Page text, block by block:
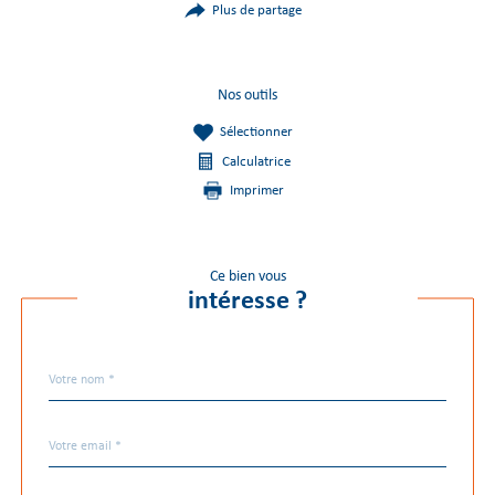
Plus de partage
Nos outils
Sélectionner
Calculatrice
Imprimer
Ce bien vous
intéresse ?
*
*